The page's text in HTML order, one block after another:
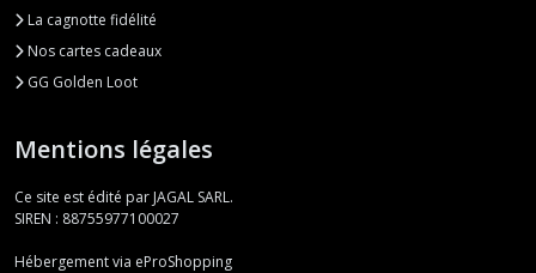
La cagnotte fidélité
Nos cartes cadeaux
GG Golden Loot
Mentions légales
Ce site est édité par JAGAL SARL.
SIREN : 88755977100027
Hébergement via eProShopping